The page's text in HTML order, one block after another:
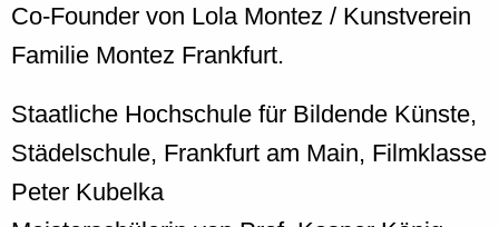
Co-Founder von Lola Montez / Kunstverein
Familie Montez Frankfurt.
Staatliche Hochschule für Bildende Künste,
Städelschule, Frankfurt am Main, Filmklasse
Peter Kubelka